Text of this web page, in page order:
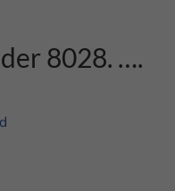
8028. ….